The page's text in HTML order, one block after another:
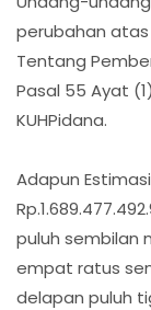
perubahan atas
Tentang
Pasal 55 Ayat
KUHPidana.
Adapun
puluh sembilan
empat ratus
delapan puluh